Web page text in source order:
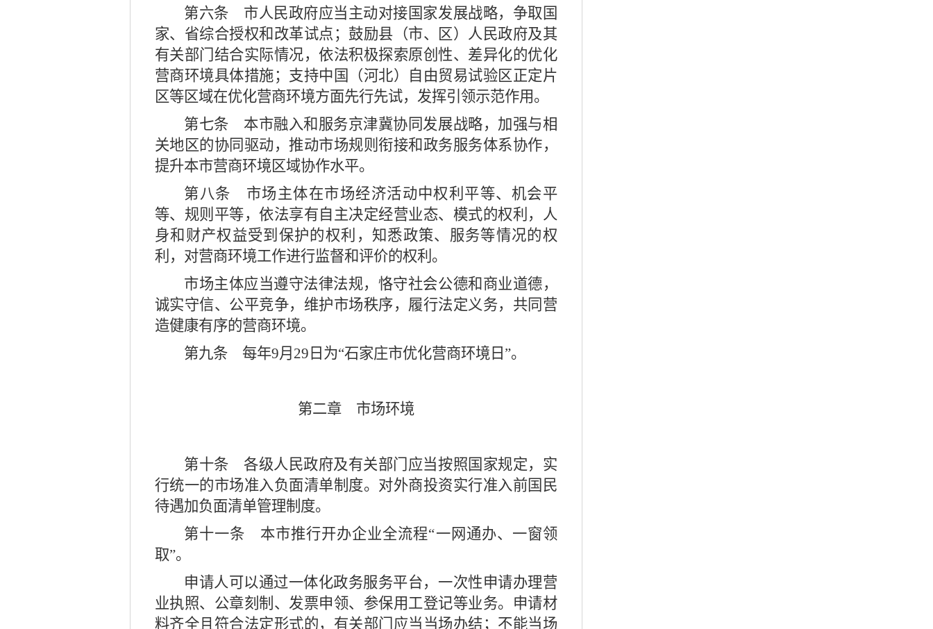
第六条 市人民政府应当主动对接国家发展战略，争取国
家、省综合授权和改革试点；鼓励县（市、区）人民政府及其
有关部门结合实际情况，依法积极探索原创性、差异化的优化
营商环境具体措施；支持中国（河北）自由贸易试验区正定片
区等区域在优化营商环境方面先行先试，发挥引领示范作用。
第七条 本市融入和服务京津冀协同发展战略，加强与相
关地区的协同驱动，推动市场规则衔接和政务服务体系协作，
提升本市营商环境区域协作水平。
第八条 市场主体在市场经济活动中权利平等、机会平
等、规则平等，依法享有自主决定经营业态、模式的权利，人
身和财产权益受到保护的权利，知悉政策、服务等情况的权
利，对营商环境工作进行监督和评价的权利。
市场主体应当遵守法律法规，恪守社会公德和商业道德，
诚实守信、公平竞争，维护市场秩序，履行法定义务，共同营
造健康有序的营商环境。
第九条 每年9月 29 日为“石家庄市优化营商环境日 ”。
第二章 市场环境
第十条 各级人民政府及有关部门应当按照国家规定，实
行统一的市场准入负面清单制度。对外商投资实行准入前国民
待遇加负面清单管理制度。
第十一条 本市推行开办企业全流程“一网通办、一窗领
取”。
申请人可以通过一体化政务服务平台，一次性申请办理营
业执照、公章刻制、发票申领、参保用工登记等业务。申请材
料齐全且符合法定形式的，有关部门应当当场办结；不能当场